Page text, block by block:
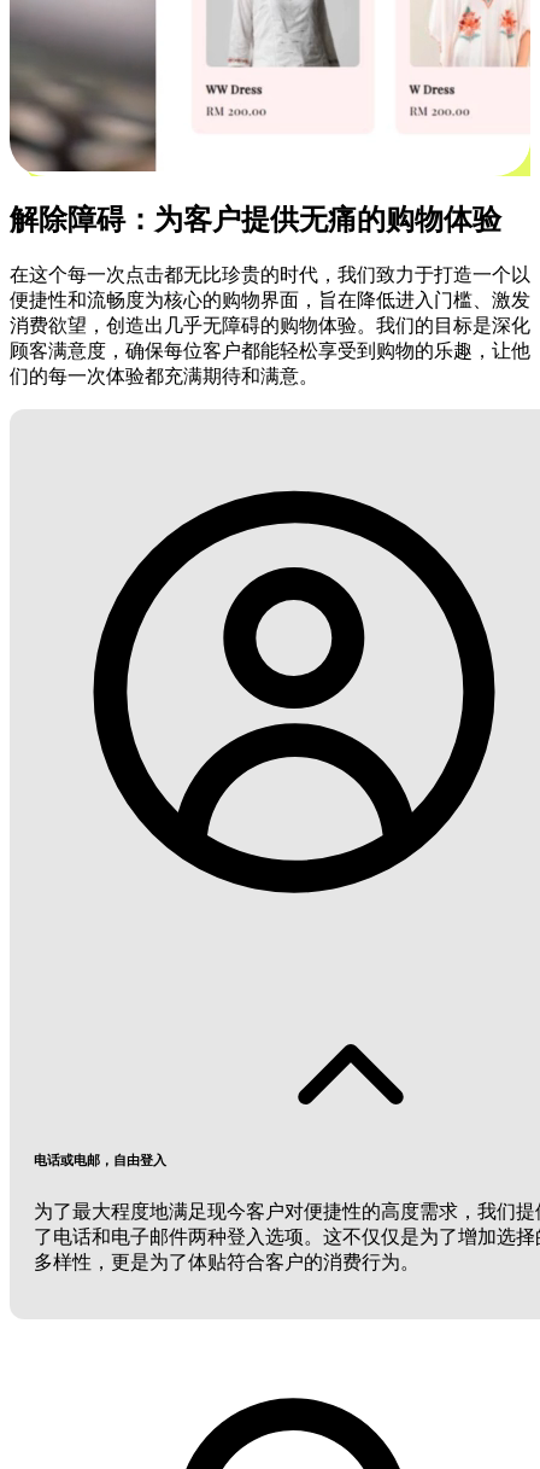
解除障碍：为客户提供无痛的购物体验
在这个每一次点击都无比珍贵的时代，我们致力于打造一个以
便捷性和流畅度为核心的购物界面，旨在降低进入门槛、激发
消费欲望，创造出几乎无障碍的购物体验。我们的目标是深化
顾客满意度，确保每位客户都能轻松享受到购物的乐趣，让他
们的每一次体验都充满期待和满意。
电话或电邮，自由登入
为了最大程度地满足现今客户对便捷性的高度需求，我们提
了电话和电子邮件两种登入选项。这不仅仅是为了增加选择
多样性，更是为了体贴符合客户的消费行为。